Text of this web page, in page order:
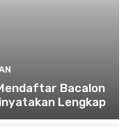
Bacalon
Lengkap